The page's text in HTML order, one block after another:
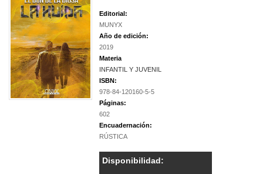
Editorial:
MUNYX
Año de edición:
2019
Materia
INFANTIL Y JUVENIL
ISBN:
978-84-120160-5-5
Páginas:
602
Encuadernación:
RÚSTICA
Disponibilidad: